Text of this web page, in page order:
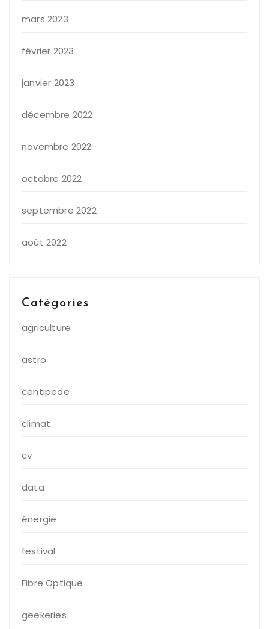
mars 2023
février 2023
janvier 2023
décembre 2022
novembre 2022
octobre 2022
septembre 2022
août 2022
Catégories
agriculture
astro
centipede
climat
cv
data
énergie
festival
Fibre Optique
geekeries